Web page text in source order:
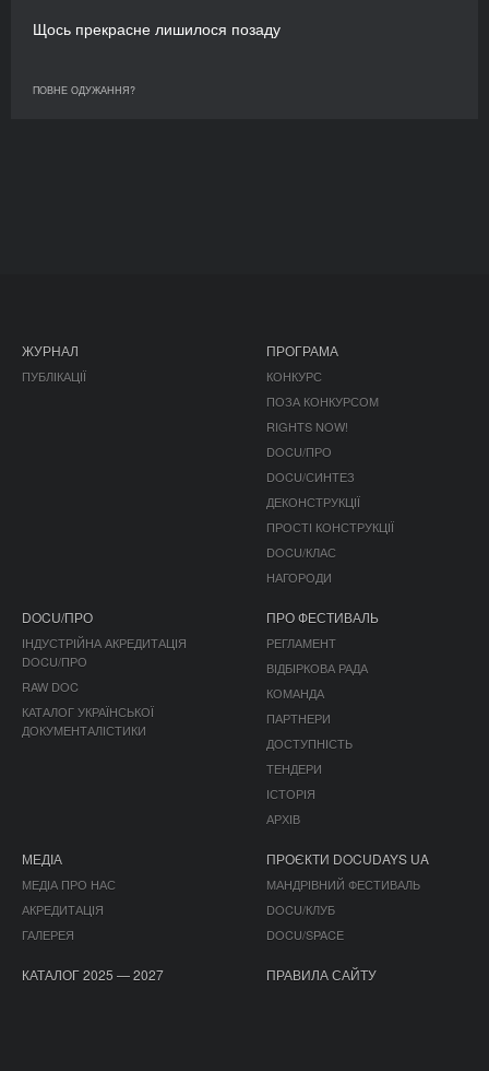
Щось прекрасне лишилося позаду
ПОВНЕ ОДУЖАННЯ?
ЖУРНАЛ
ПУБЛІКАЦІЇ
ПРОГРАМА
КОНКУРС
ПОЗА КОНКУРСОМ
RIGHTS NOW!
DOCU/ПРО
DOCU/СИНТЕЗ
ДЕКОНСТРУКЦІЇ
ПРОСТІ КОНСТРУКЦІЇ
DOCU/КЛАС
НАГОРОДИ
DOCU/ПРО
ІНДУСТРІЙНА АКРЕДИТАЦІЯ
DOCU/ПРО
RAW DOC
КАТАЛОГ УКРАЇНСЬКОЇ
ДОКУМЕНТАЛІСТИКИ
ПРО ФЕСТИВАЛЬ
РЕГЛАМЕНТ
ВІДБІРКОВА РАДА
КОМАНДА
ПАРТНЕРИ
ДОСТУПНІСТЬ
ТЕНДЕРИ
ІСТОРІЯ
АРХІВ
МЕДІА
МЕДІА ПРО НАС
АКРЕДИТАЦІЯ
ГАЛЕРЕЯ
ПРОЄКТИ DOCUDAYS UA
МАНДРІВНИЙ ФЕСТИВАЛЬ
DOCU/КЛУБ
DOCU/SPACE
КАТАЛОГ 2025 — 2027 ПРАВИЛА САЙТУ